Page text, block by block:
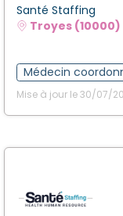
Santé Staffing
Troyes (10000)
Médecin
Mise à jour le 30/07/